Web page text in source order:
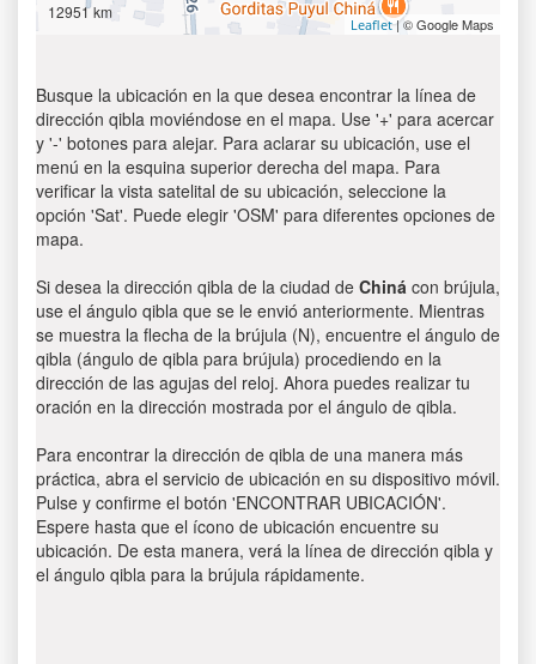
12951 km
Leaflet| © Google Maps
Busque la ubicación en la que desea encontrar la línea de
dirección qibla moviéndose en el mapa. Use '+' para acercar
y '-' botones para alejar. Para aclarar su ubicación, use el
menú en la esquina superior derecha del mapa. Para
verificar la vista satelital de su ubicación, seleccione la
opción 'Sat'. Puede elegir 'OSM' para diferentes opciones de
mapa.
Si desea la dirección qibla de la ciudad de Chiná con brújula,
use el ángulo qibla que se le envió anteriormente. Mientras
se muestra la flecha de la brújula (N), encuentre el ángulo de
qibla (ángulo de qibla para brújula) procediendo en la
dirección de las agujas del reloj. Ahora puedes realizar tu
oración en la dirección mostrada por el ángulo de qibla.
Para encontrar la dirección de qibla de una manera más
práctica, abra el servicio de ubicación en su dispositivo móvil.
Pulse y confirme el botón 'ENCONTRAR UBICACIÓN'.
Espere hasta que el ícono de ubicación encuentre su
ubicación. De esta manera, verá la línea de dirección qibla y
el ángulo qibla para la brújula rápidamente.